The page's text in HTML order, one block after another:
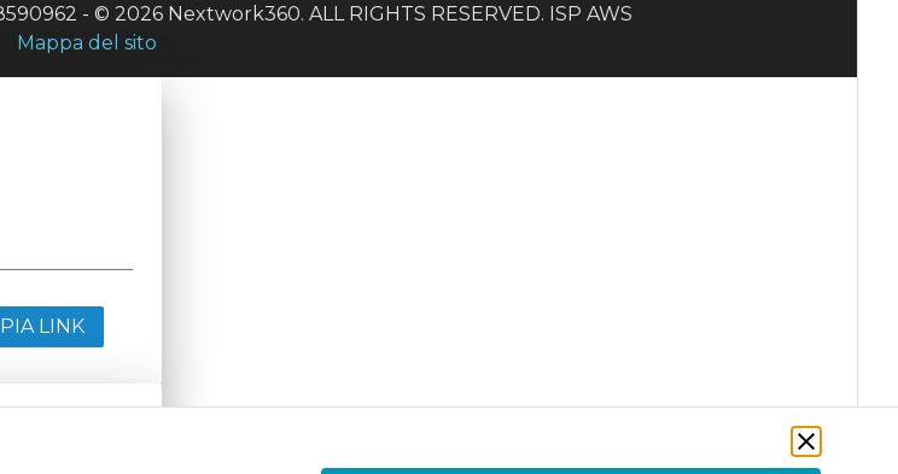
- © 2026 Nextwork360. ALL RIGHTS RESERVED. ISP AWS
Mappa del sito
LINK